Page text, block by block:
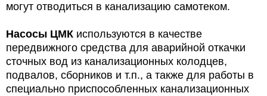
могут отводиться в канализацию самотеком.
Насосы ЦМК используются в качестве
передвижного средства для аварийной откачки
сточных вод из канализационных колодцев,
подвалов, сборников и т.п., а также для работы в
специально приспособленных канализационных